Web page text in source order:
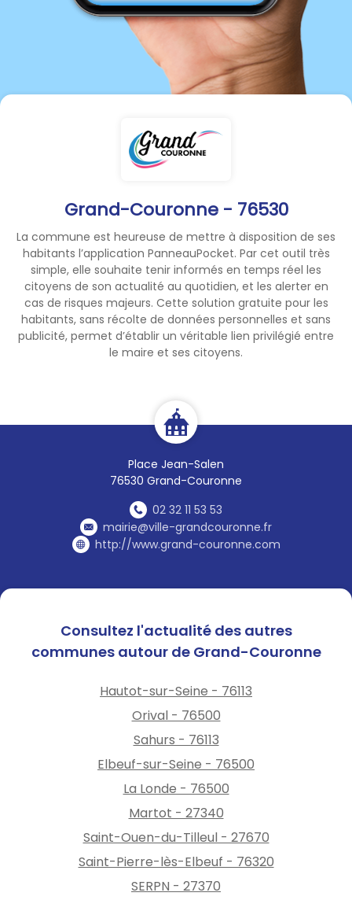
Grand-Couronne - 76530
La commune est heureuse de mettre à disposition de ses
habitants l’application PanneauPocket. Par cet outil très
simple, elle souhaite tenir informés en temps réel les
citoyens de son actualité au quotidien, et les alerter en
cas de risques majeurs. Cette solution gratuite pour les
habitants, sans récolte de données personnelles et sans
publicité, permet d’établir un véritable lien privilégié entre
le maire et ses citoyens.
Place Jean-Salen
76530 Grand-Couronne
02 32 11 53 53
mairie@ville-grandcouronne.fr
http://www.grand-couronne.com
démonstrations, vous
accueillent, vous conseillent
et vous inscrivent à votre
activité préférée : profitez-en
Consultez l'actualité des autres
communes autour de Grand-Couronne
Hautot-sur-Seine - 76113
Orival - 76500
Sahurs - 76113
Elbeuf-sur-Seine - 76500
La Londe - 76500
Martot - 27340
Saint-Ouen-du-Tilleul - 27670
Saint-Pierre-lès-Elbeuf - 76320
SERPN - 27370